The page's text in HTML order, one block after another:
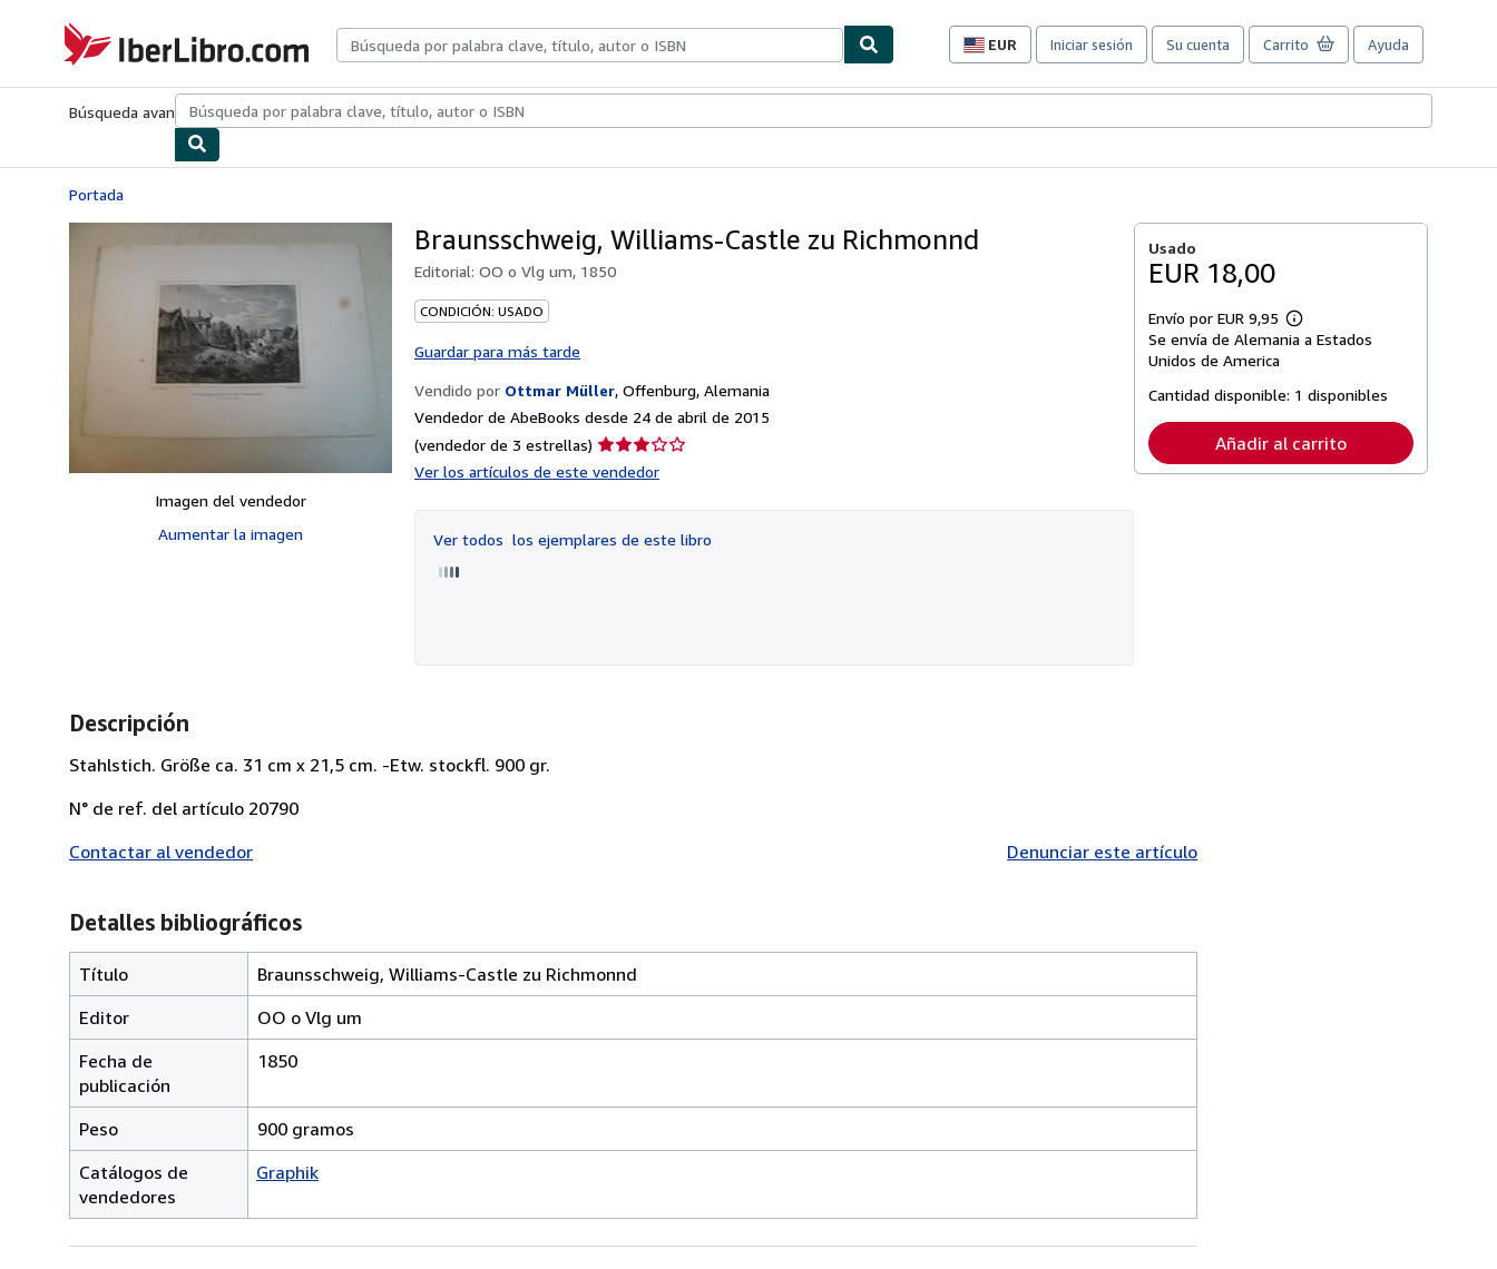
IberLibro.com
EUR
Preferencias
compra
sitio.
Iniciar sesión Su cuenta Carrito Ayuda
Búsqueda avanzadaColecciones Libros antiguosArte y coleccionismo
Portada
Imagen del vendedor
Aumentar la imagen
Braunsschweig, Williams-Castle zu Richmonnd
Editorial: OO o Vlg um, 1850
CONDICIÓN: USADO
Guardar para más tarde
Vendido por Ottmar Müller, Offenburg, Alemania
Vendedor de AbeBooks desde 24 de abril de 2015
(vendedor de 3 estrellas) Calificación
Ver los artículos de este vendedor
Ver todos los ejemplares de este libro
Usado
EUR 18,00
Envío por EUR 9,95
Más
información
tarifas
envío
Se envía de Alemania a Estados
Unidos de America
Cantidad disponible: 1 disponibles
Añadir al carrito
Descripción
Stahlstich. Größe ca. 31 cm x 21,5 cm. -Etw. stockfl. 900 gr.
N° de ref. del artículo 20790
Contactar al vendedor
Denunciar este artículo
Detalles bibliográficos
Título
Braunsschweig, Williams-Castle zu Richmonnd
Editor
OO o Vlg um
Fecha de
publicación
1850
Peso
900 gramos
Catálogos de
vendedores
Graphik